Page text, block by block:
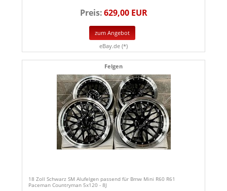
Preis:629,00 EUR
zum Angebot
eBay.de (*)
Felgen
18 Zoll Schwarz SM Alufelgen passend für Bmw Mini R60 R61
Paceman Countryman 5x120 - 8J